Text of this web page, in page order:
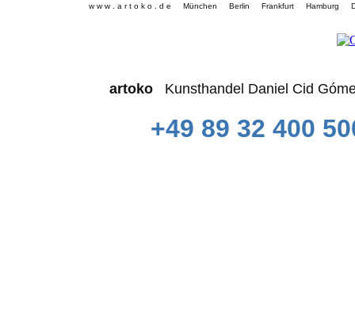
w w w . a r t o k o . d e München Berlin Frankfurt
artokoKunsthandel Daniel Cid
+49 89 32